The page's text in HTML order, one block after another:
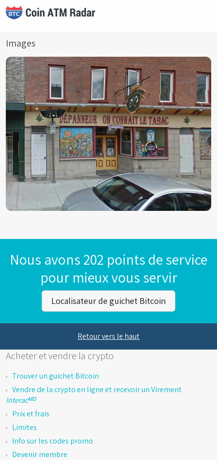
Images
Nous avons 202 points de service
pour mieux vous servir
Localisateur de guichet Bitcoin
Retour vers le haut
Acheter et vendre la crypto
Trouver un guichet Bitcoin
Vendre de la crypto en ligne et recevoir un Virement
Interacᴹᴰ
Prix et frais
Limites
Info sur les codes promo
Devenir membre